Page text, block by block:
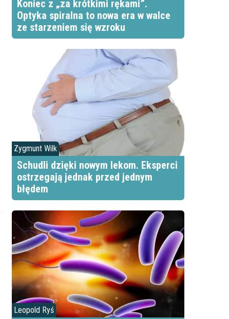
Koniec z „za krótkimi rękami”.
Optyka spiralna to nowa era w walce
ze starzeniem się wzroku
Zygmunt Wilk
Schudli dzięki nowym lekom. Eksperci
ostrzegają jednak przed jednym
błędem
Leopold Ryś